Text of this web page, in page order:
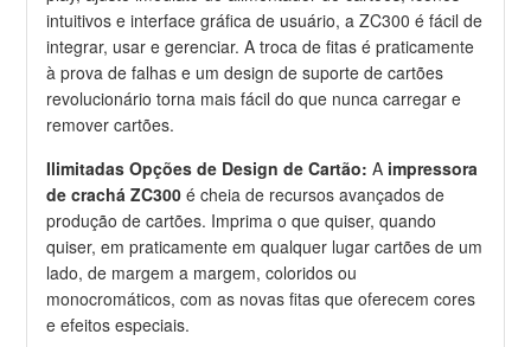
intuitivos e interface gráfica de usuário, a ZC300 é fácil de
integrar, usar e gerenciar. A troca de fitas é praticamente
à prova de falhas e um design de suporte de cartões
revolucionário torna mais fácil do que nunca carregar e
remover cartões.
Ilimitadas Opções de Design de Cartão:A impressora
de crachá ZC300 é cheia de recursos avançados de
produção de cartões. Imprima o que quiser, quando
quiser, em praticamente em qualquer lugar cartões de um
lado, de margem a margem, coloridos ou
monocromáticos, com as novas fitas que oferecem cores
e efeitos especiais.